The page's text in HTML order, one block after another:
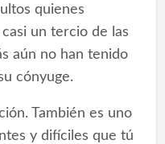
quienes
un tercio de las
aún no han tenido
cónyuge.
También es uno
y difíciles que tú